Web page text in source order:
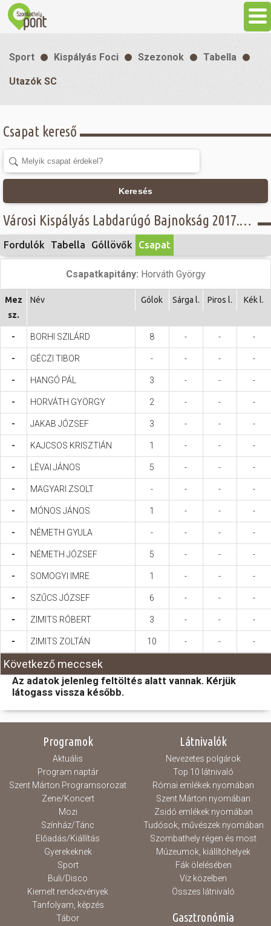
Programok
Gasztronómia
Sport
Szabadidő
Hasznos
Sport Kispályás Foci Szezonok Tabella
Utazók SC
Csapat kereső
Keresés
Városi Kispályás Labdarúgó Bajnokság 2017. - Öregfiúk Alsóház - Utazók SC
Fordulók Tabella Góllövők Csapat
Csapatkapitány: Horváth György
Mez
sz.
Név Gólok Sárga l. Piros l. Kék l.
- BORHI SZILÁRD 8 - - -
- GÉCZI TIBOR - - - -
- HANGÓ PÁL 3 - - -
- HORVÁTH GYÖRGY 2 - - -
- JAKAB JÓZSEF 3 - - -
- KAJCSOS KRISZTIÁN 1 - - -
- LÉVAI JÁNOS 5 - - -
- MAGYARI ZSOLT - - - -
- MÓNOS JÁNOS 1 - - -
- NÉMETH GYULA - - - -
- NÉMETH JÓZSEF 5 - - -
- SOMOGYI IMRE 1 - - -
- SZŰCS JÓZSEF 6 - - -
- ZIMITS RÓBERT 3 - - -
- ZIMITS ZOLTÁN 10 - - -
Következő meccsek
Az adatok jelenleg feltöltés alatt vannak. Kérjük
látogass vissza később.
Programok
Aktuális
Program naptár
Szent Márton Programsorozat
Zene/Koncert
Mozi
Színház/Tánc
Előadás/Kiállítás
Gyerekeknek
Sport
Buli/Disco
Kiemelt rendezvények
Tanfolyam, képzés
Tábor
Látnivalók
Nevezetes polgárok
Top 10 látnivaló
Római emlékek nyomában
Szent Márton nyomában
Zsidó emlékek nyomában
Tudósok, művészek nyomában
Szombathely régen és most
Múzeumok, kiállítóhelyek
Fák ölelésében
Víz közelben
Összes látnivaló
Gasztronómia